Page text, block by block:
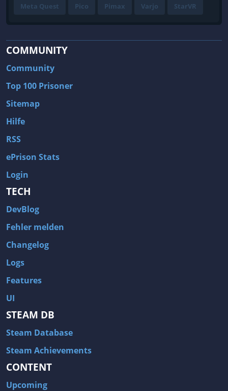
Meta Quest Pico Pimax Varjo StarVR
COMMUNITY
Community
Top 100 Prisoner
Sitemap
Hilfe
RSS
ePrison Stats
Login
TECH
DevBlog
Fehler melden
Changelog
Logs
Features
UI
STEAM DB
Steam Database
Steam Achievements
CONTENT
Upcoming